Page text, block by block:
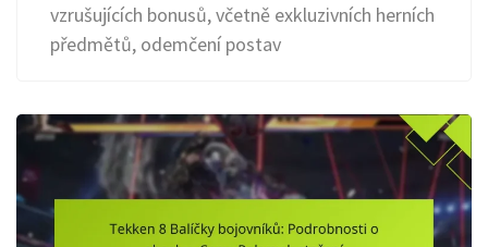
vzrušujících bonusů, včetně exkluzivních herních
předmětů, odemčení postav